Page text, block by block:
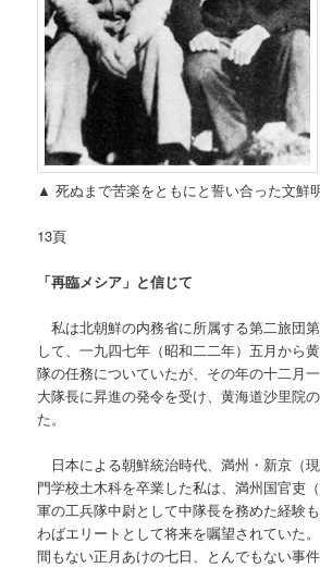
▲ 死ぬまで苦楽をともにと誓い合った文鮮
13頁
「再臨メシア」と信じて
私は北朝鮮の内務省に所属する第二旅団
して、一九四七年（昭和二二年）五月から
隊の任務についていたが、その年の十二月
大隊長に昇進の発令を受け、黄海道沙里院
た。
日本による朝鮮統治時代、満州 ・新京（
門学校土木科を卒業した私は、満州国官吏
軍の工兵隊中尉として中隊長を務めた経験
わばエリートとして将来を嘱望されていた
間もない正月あけの七日、とんでもない事件